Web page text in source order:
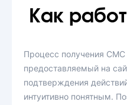
Как
Процесс получения СМС
предоставляемый на
подтверждения
интуитивно понятным.